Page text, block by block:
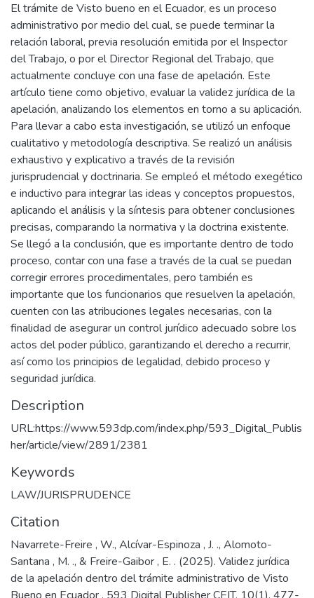
El trámite de Visto bueno en el Ecuador, es un proceso
administrativo por medio del cual, se puede terminar la
relación laboral, previa resolución emitida por el Inspector
del Trabajo, o por el Director Regional del Trabajo, que
actualmente concluye con una fase de apelación. Este
artículo tiene como objetivo, evaluar la validez jurídica de la
apelación, analizando los elementos en torno a su aplicación.
Para llevar a cabo esta investigación, se utilizó un enfoque
cualitativo y metodología descriptiva. Se realizó un análisis
exhaustivo y explicativo a través de la revisión
jurisprudencial y doctrinaria. Se empleó el método exegético
e inductivo para integrar las ideas y conceptos propuestos,
aplicando el análisis y la síntesis para obtener conclusiones
precisas, comparando la normativa y la doctrina existente.
Se llegó a la conclusión, que es importante dentro de todo
proceso, contar con una fase a través de la cual se puedan
corregir errores procedimentales, pero también es
importante que los funcionarios que resuelven la apelación,
cuenten con las atribuciones legales necesarias, con la
finalidad de asegurar un control jurídico adecuado sobre los
actos del poder público, garantizando el derecho a recurrir,
así como los principios de legalidad, debido proceso y
seguridad jurídica.
Description
URL:https://www.593dp.com/index.php/593_Digital_Publis
her/article/view/2891/2381
Keywords
LAW/JURISPRUDENCE
Citation
Navarrete-Freire , W., Alcívar-Espinoza , J. ., Alomoto-
Santana , M. ., & Freire-Gaibor , E. . (2025). Validez jurídica
de la apelación dentro del trámite administrativo de Visto